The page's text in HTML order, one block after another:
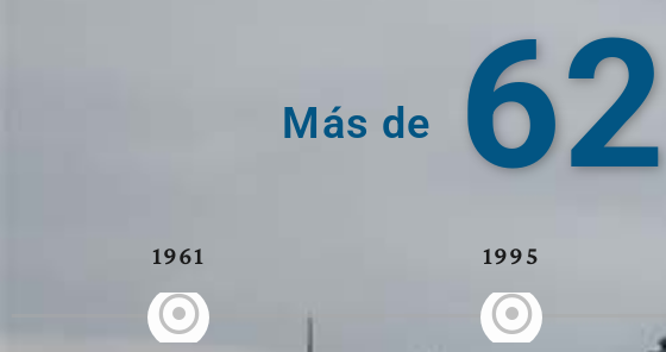
Más de 62
1961 1995